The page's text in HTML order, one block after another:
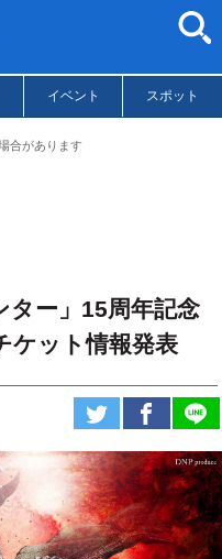
イベント スポット
合があります
ー」15周年記念
ケット情報発表